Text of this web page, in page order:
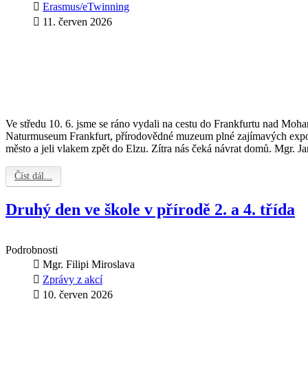
Erasmus/eTwinning
11. červen 2026
Ve středu 10. 6. jsme se ráno vydali na cestu do Frankfurtu nad
Naturmuseum Frankfurt, přírodovědné muzeum plné zajímavých
město a jeli vlakem zpět do Elzu. Zítra nás čeká návrat domů. Mgr.
Číst dál...
Druhý den ve škole v přírodě 2. a 4. třída
Podrobnosti
Mgr. Filipi Miroslava
Zprávy z akcí
10. červen 2026